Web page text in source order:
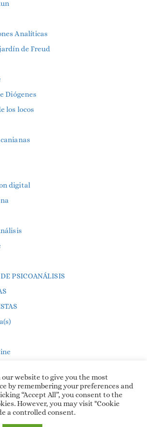
Analíticas
de Freud
Diógenes
los locos
digital
PSICOANÁLISIS
our website to give you the most
by remembering your preferences and
“Accept All”, you consent to the
However, you may visit "Cookie
a controlled consent.